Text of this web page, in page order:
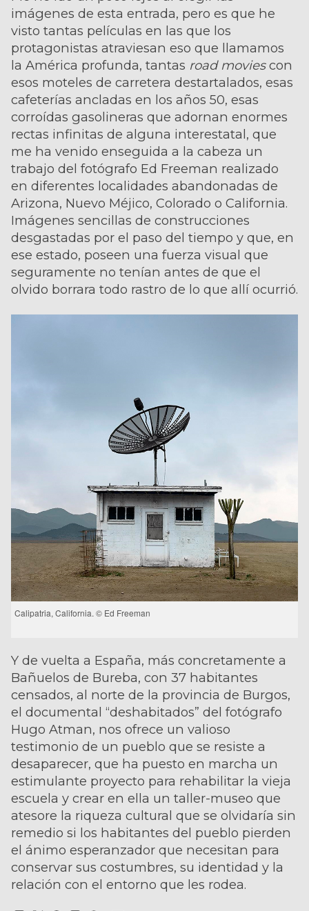
imágenes de esta entrada, pero es que he
visto tantas películas en las que los
protagonistas atraviesan eso que llamamos
la América profunda, tantas road moviescon
esos moteles de carretera destartalados, esas
cafeterías ancladas en los años 50, esas
corroídas gasolineras que adornan enormes
rectas infinitas de alguna interestatal, que
me ha venido enseguida a la cabeza un
trabajo del fotógrafo Ed Freeman realizado
en diferentes localidades abandonadas de
Arizona, Nuevo Méjico, Colorado o California.
Imágenes sencillas de construcciones
desgastadas por el paso del tiempo y que, en
ese estado, poseen una fuerza visual que
seguramente no tenían antes de que el
olvido borrara todo rastro de lo que allí ocurrió.
Calipatria, California. © Ed Freeman
Y de vuelta a España, más concretamente a
Bañuelos de Bureba, con 37 habitantes
censados, al norte de la provincia de Burgos,
el documental “deshabitados” del fotógrafo
Hugo Atman, nos ofrece un valioso
testimonio de un pueblo que se resiste a
desaparecer, que ha puesto en marcha un
estimulante proyecto para rehabilitar la vieja
escuela y crear en ella un taller-museo que
atesore la riqueza cultural que se olvidaría sin
remedio si los habitantes del pueblo pierden
el ánimo esperanzador que necesitan para
conservar sus costumbres, su identidad y la
relación con el entorno que les rodea.